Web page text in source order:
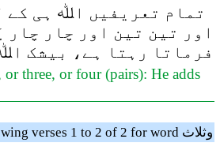
تمام تعریفیں اﷲ ہی کے
اور تین تین اور چار
فرماتا رہتا ہے، بیشک
three, or four (pairs): He adds
Showing verses 1 to 2 of 2 for word وثلاث